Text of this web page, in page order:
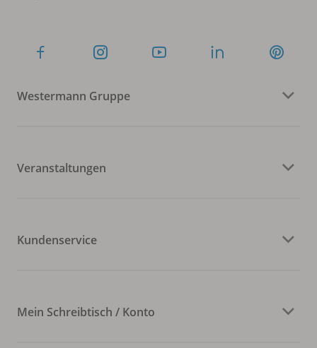
Westermann Gruppe
Veranstaltungen
Kundenservice
Mein Schreibtisch / Konto